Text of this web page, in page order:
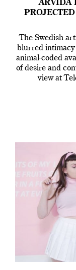
ARVIDA
The Swedish
blurred
animal-coded
of desire and
view at